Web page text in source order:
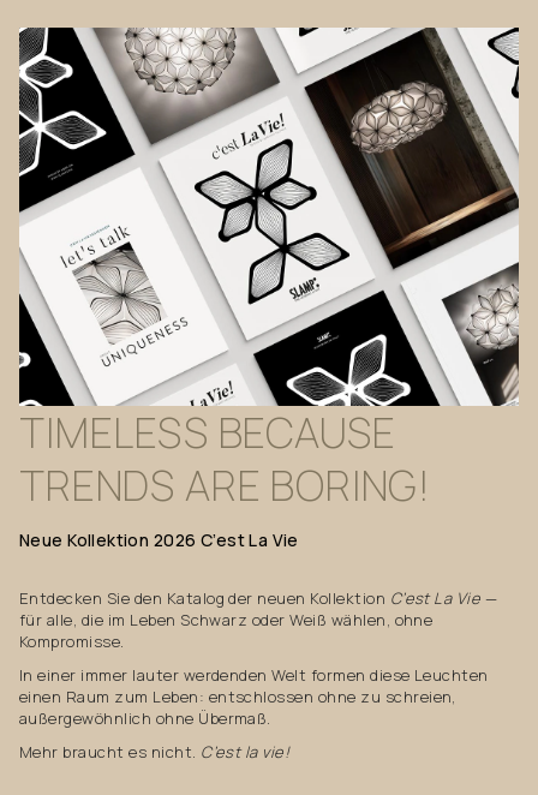
TIMELESS BECAUSE
TRENDS ARE BORING!
Neue Kollektion 2026 C’estLa Vie
Entdecken Sie den Katalog der neuen Kollektion C’est La Vie —
für alle, die im Leben Schwarz oder Weiß wählen, ohne
Kompromisse.
In einer immer lauter werdenden Welt formen diese Leuchten
einen Raum zum Leben: entschlossen ohne zu schreien,
außergewöhnlich ohne Übermaß.
Mehr braucht es nicht. C’est la vie!